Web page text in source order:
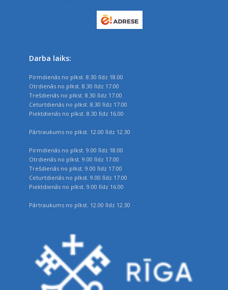
Darba laiks:
Pirmdienās no plkst. 8.30 līdz 18.00
Otrdienās no plkst. 8.30 līdz 17.00
Trešdienās no plkst. 8.30 līdz 17.00
Ceturtdienās no plkst. 8.30 līdz 17.00
Piektdienās no plkst. 8.30 līdz 16.00
Pārtraukums no plkst. 12.00 līdz 12.30
Pirmdienās no plkst. 9.00 līdz 18.00
Otrdienās no plkst. 9.00 līdz 17.00
Trešdienās no plkst. 9.00 līdz 17.00
Ceturtdienās no plkst. 9.00 līdz 17.00
Piektdienās no plkst. 9.00 līdz 16.00
Pārtraukums no plkst. 12.00 līdz 12.30